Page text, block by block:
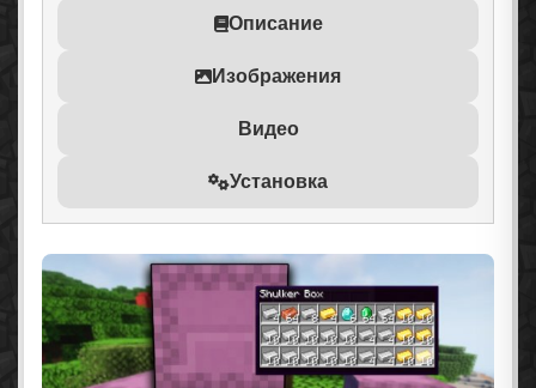
Описание
Изображения
Видео
Установка